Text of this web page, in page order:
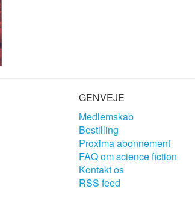
GENVEJE
Medlemskab
Bestilling
Proxima abonnement
FAQ om science fiction
Kontakt os
RSS feed